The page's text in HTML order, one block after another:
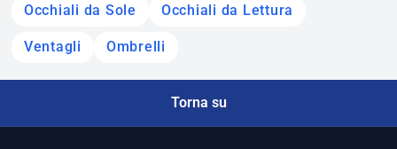
Occhiali da Sole Occhiali da Lettura
Ventagli Ombrelli
Torna su